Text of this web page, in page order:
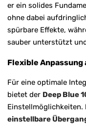
er ein solides
ohne dabei
spürbare Effekte,
sauber unterstützt
Flexible Anpassung
Für eine optimale
bietet der Deep Blue
Einstellmöglichkeiten.
einstellbare